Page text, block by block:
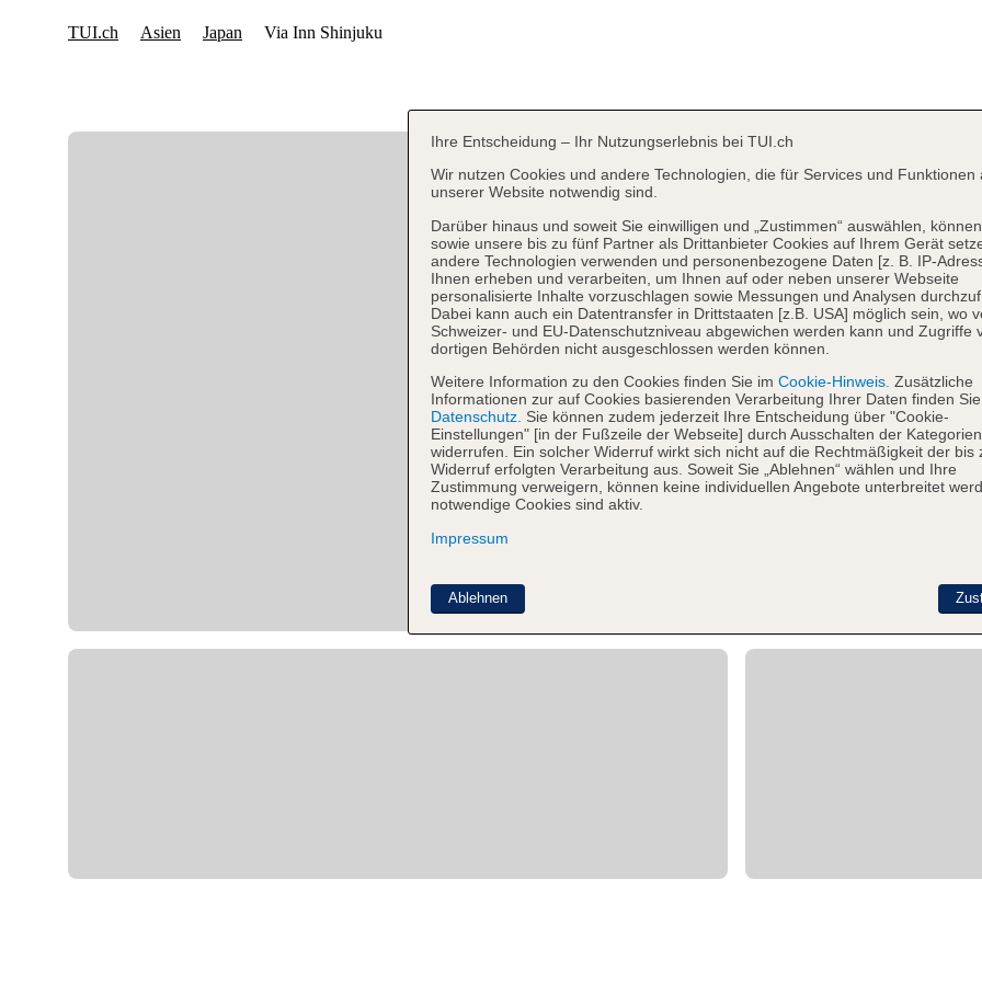
Ihre Entscheidung – Ihr Nutzungserlebnis bei TUI.ch
Wir nutzen Cookies und andere Technologien, die für Services und Funktionen
unserer Website notwendig sind.
Darüber hinaus und soweit Sie einwilligen und „Zustimmen“ auswählen,
sowie unsere bis zu fünf Partner als Drittanbieter Cookies auf Ihrem Gerät
andere Technologien verwenden und personenbezogene Daten [z. B. IP-
Ihnen erheben und verarbeiten, um Ihnen auf oder neben unserer Webseite
personalisierte Inhalte vorzuschlagen sowie Messungen und Analysen
Dabei kann auch ein Datentransfer in Drittstaaten [z.B. USA] möglich sein, wo
Schweizer- und EU-Datenschutzniveau abgewichen werden kann und Zugriffe
dortigen Behörden nicht ausgeschlossen werden können.
Weitere Information zu den Cookies finden Sie im Cookie-Hinweis. Zusätzliche
Informationen zur auf Cookies basierenden Verarbeitung Ihrer Daten finden
Datenschutz. Sie können zudem jederzeit Ihre Entscheidung über "Cookie-
Einstellungen" [in der Fußzeile der Webseite] durch Ausschalten der Kategorien
widerrufen. Ein solcher Widerruf wirkt sich nicht auf die Rechtmäßigkeit der bis
Widerruf erfolgten Verarbeitung aus. Soweit Sie „Ablehnen“ wählen und Ihre
Zustimmung verweigern, können keine individuellen Angebote unterbreitet
notwendige Cookies sind aktiv.
Impressum
Ablehnen